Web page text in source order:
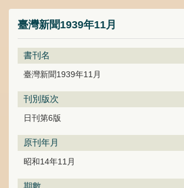
臺灣新聞1939年11月
書刊名
臺灣新聞1939年11月
刊別版次
日刊第6版
原刊年月
昭和14年11月
期數